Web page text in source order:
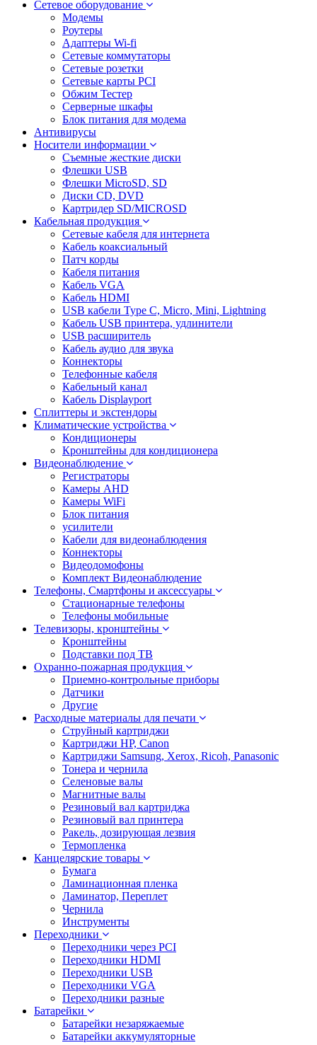
Сетевое оборудование
Модемы
Роутеры
Адаптеры Wi-fi
Сетевые коммутаторы
Сетевые розетки
Сетевые карты PCI
Обжим Тестер
Серверные шкафы
Блок питания для модема
Антивирусы
Носители информации
Съемные жесткие диски
Флешки USB
Флешки MicroSD, SD
Диски CD, DVD
Картридер SD/MICROSD
Кабельная продукция
Сетевые кабеля для интернета
Кабель коаксиальный
Патч корды
Кабеля питания
Кабель VGA
Кабель HDMI
USB кабели Type C, Micro, Mini, Lightning
Кабель USB принтера, удлинители
USB расширитель
Кабель аудио для звука
Коннекторы
Телефонные кабеля
Кабельный канал
Кабель Displayport
Сплиттеры и экстендоры
Климатические устройства
Кондиционеры
Кронштейны для кондиционера
Видеонаблюдение
Регистраторы
Камеры AHD
Камеры WiFi
Блок питания
усилители
Кабели для видеонаблюдения
Коннекторы
Видеодомофоны
Комплект Видеонаблюдение
Телефоны, Смартфоны и аксессуары
Стационарные телефоны
Телефоны мобильные
Телевизоры, кронштейны
Кронштейны
Подставки под ТВ
Охранно-пожарная продукция
Приемно-контрольные приборы
Датчики
Другие
Расходные материалы для печати
Струйный картриджи
Картриджи HP, Canon
Картриджи Samsung, Xerox, Ricoh, Panasonic
Тонера и чернила
Селеновые валы
Магнитные валы
Резиновый вал картриджа
Резиновый вал принтера
Ракель, дозирующая лезвия
Термопленка
Канцелярские товары
Бумага
Ламинационная пленка
Ламинатор, Переплет
Чернила
Инструменты
Переходники
Переходники через PCI
Переходники HDMI
Переходники USB
Переходники VGA
Переходники разные
Батарейки
Батарейки незаряжаемые
Батарейки аккумуляторные